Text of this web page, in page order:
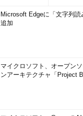
Microsoft Edgeに「文字列
追加
マイクロソフト、オープン
ンアーキテクチャ「Project